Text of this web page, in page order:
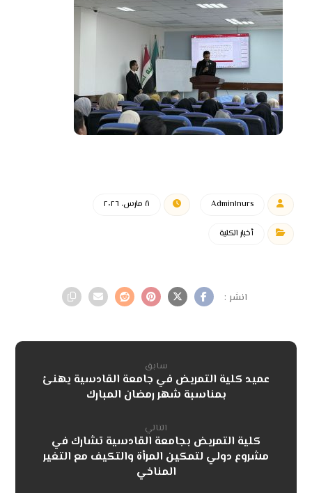
Admin١nurs ٨ مارس، ٢٠٢٦
أخبار الكلية
سابق
عميد كلية التمريض في جامعة القادسية يهنئ
بمناسبة شهر رمضان المبارك
التالي
كلية التمريض بجامعة القادسية تشارك في
مشروع دولي لتمكين المرأة والتكيف مع التغير
المناخي